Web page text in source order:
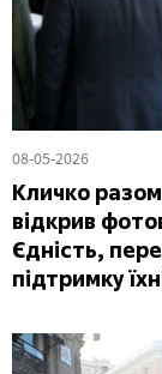
08-05-2026
Кличко
відкрив
Єдність,
підтримку